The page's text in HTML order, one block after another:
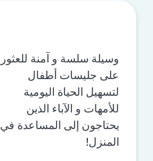
وسيلة سلسة و آمنة للعثور
على جليسات أطفال
لتسهيل الحياة اليومية
للأمهات و الآباء الذين
يحتاجون إلى المساعدة في
المنزل!